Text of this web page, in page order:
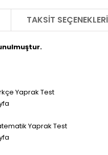
TAKSIT SEÇENEKLERI
Yaprak Test
Yaprak Test